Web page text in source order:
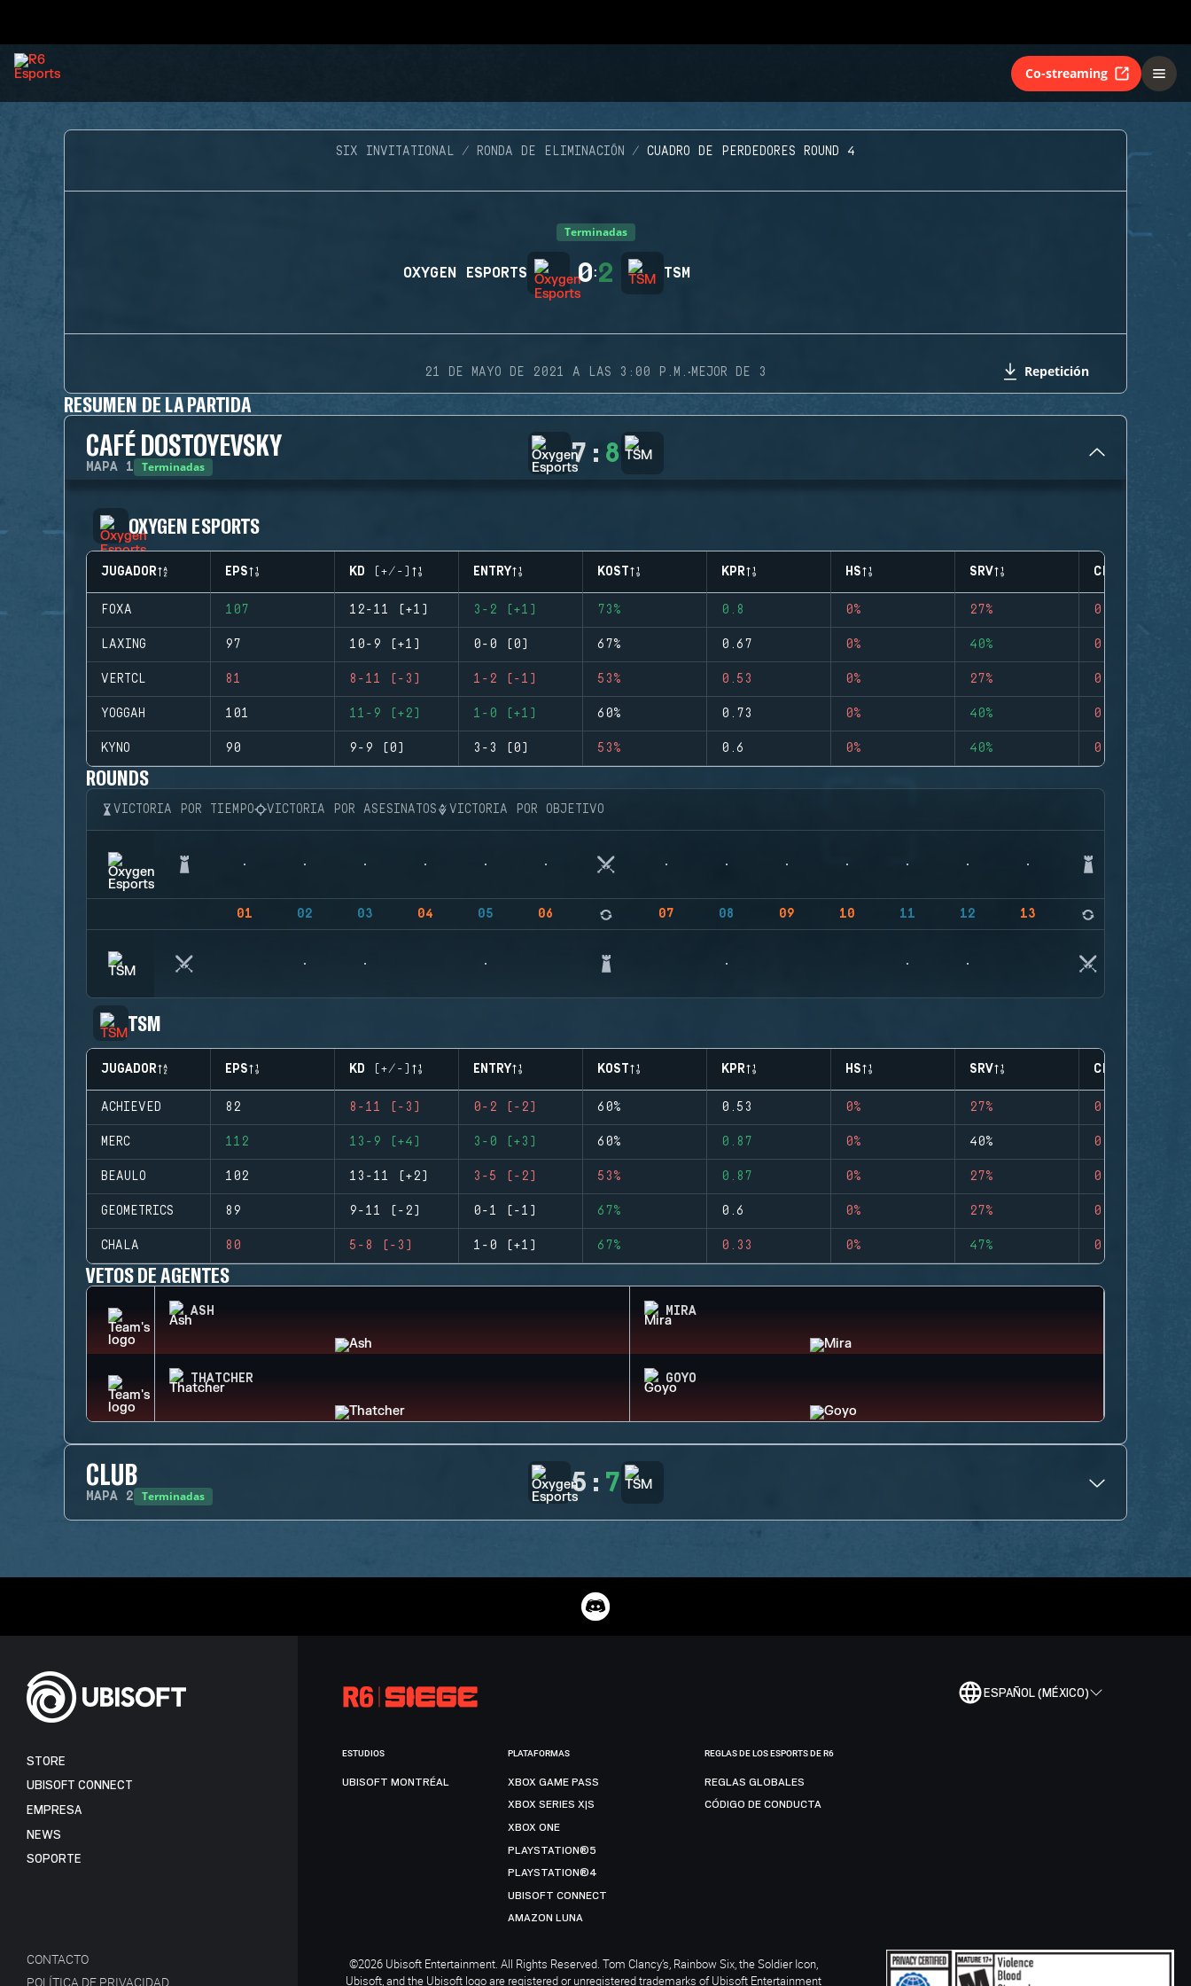
Co-streaming
SIX INVITATIONAL RONDA DE ELIMINACIÓN CUADRO DE PERDEDORES ROUND 4
Terminadas
OXYGEN ESPORTS 0:2 TSM
21 DE MAYO DE 2021 A LAS 3:00 P.M. ·MEJOR DE 3 Repetición
RESUMEN DE LA PARTIDA
CAFÉ DOSTOYEVSKY
MAPA 1 Terminadas 7 : 8
OXYGEN ESPORTS
JUGADOR EPS KD (+/-) ENTRY KOST KPR HS SRV CLUTCHES
FOXA 107 12-11 (+1) 3-2 (+1) 73% 0.8 0% 27% 0
LAXING 97 10-9 (+1) 0-0 (0) 67% 0.67 0% 40% 0
VERTCL 81 8-11 (-3) 1-2 (-1) 53% 0.53 0% 27% 0
YOGGAH 101 11-9 (+2) 1-0 (+1) 60% 0.73 0% 40% 0
KYNO 90 9-9 (0) 3-3 (0) 53% 0.6 0% 40% 0
ROUNDS
VICTORIA POR TIEMPO VICTORIA POR ASESINATOS VICTORIA POR OBJETIVO
01 02 03 04 05 06 07 08 09 10 11 12 13
TSM
JUGADOR EPS KD (+/-) ENTRY KOST KPR HS SRV CLUTCHES
ACHIEVED 82 8-11 (-3) 0-2 (-2) 60% 0.53 0% 27% 0
MERC 112 13-9 (+4) 3-0 (+3) 60% 0.87 0% 40% 0
BEAULO 102 13-11 (+2) 3-5 (-2) 53% 0.87 0% 27% 0
GEOMETRICS 89 9-11 (-2) 0-1 (-1) 67% 0.6 0% 27% 0
CHALA 80 5-8 (-3) 1-0 (+1) 67% 0.33 0% 47% 0
VETOS DE AGENTES
ASH MIRA
THATCHER GOYO
CLUB
MAPA 2 Terminadas 5 : 7
ESPAÑOL (MÉXICO)
STORE
UBISOFT CONNECT
EMPRESA
NEWS
SOPORTE
CONTACTO
POLÍTICA DE PRIVACIDAD
ESTUDIOS
UBISOFT MONTRÉAL
PLATAFORMAS
XBOX GAME PASS
XBOX SERIES X|S
XBOX ONE
PLAYSTATION®5
PLAYSTATION®4
UBISOFT CONNECT
AMAZON LUNA
REGLAS DE LOS ESPORTS DE R6
REGLAS GLOBALES
CÓDIGO DE CONDUCTA
©2026 Ubisoft Entertainment. All Rights Reserved. Tom Clancy’s, Rainbow Six, the Soldier Icon,
Ubisoft, and the Ubisoft logo are registered or unregistered trademarks of Ubisoft Entertainment